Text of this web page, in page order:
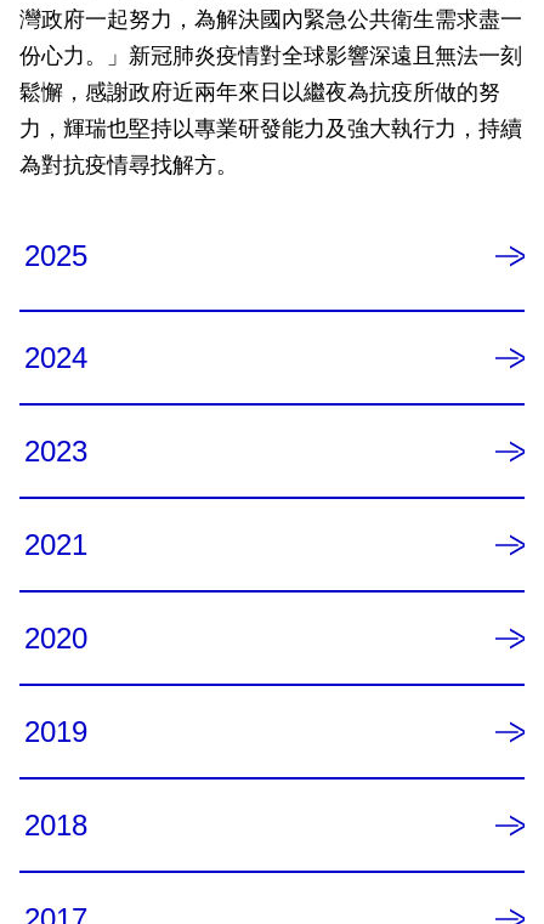
灣政府一起努力，為解決國內緊急公共衛生需求盡一
份心力。」新冠肺炎疫情對全球影響深遠且無法一刻
鬆懈，感謝政府近兩年來日以繼夜為抗疫所做的努
力，輝瑞也堅持以專業研發能力及強大執行力，持續
為對抗疫情尋找解方。
2025
2024
2023
2021
2020
2019
2018